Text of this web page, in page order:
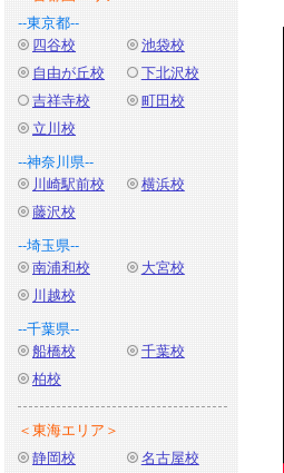
--東京都--
四谷校
池袋校
自由が丘校
下北沢校
吉祥寺校
町田校
立川校
--神奈川県--
川崎駅前校
横浜校
藤沢校
--埼玉県--
南浦和校
大宮校
川越校
--千葉県--
船橋校
千葉校
柏校
＜東海エリア＞
静岡校
名古屋校